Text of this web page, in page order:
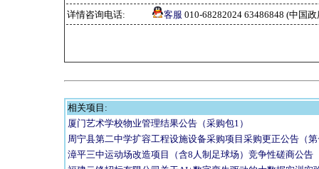
详情咨询电话:
客服 010-68282024 63486848 (中国
相关项目:
厦门艺术学校物业管理结果公告（采购包1）
周宁县第二中学扩容工程设施设备采购项目采购更正公告（
漳平三中运动场改造项目（含8人制足球场）竞争性磋商公告